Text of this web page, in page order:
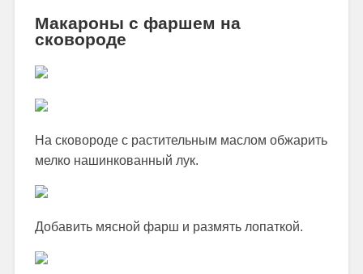
Макароны с фаршем на
сковороде
На сковороде с растительным маслом обжарить
мелко нашинкованный лук.
Добавить мясной фарш и размять лопаткой.